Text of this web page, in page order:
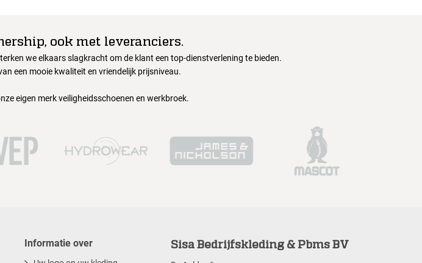
ook met leveranciers.
we elkaars slagkracht om de klant een top-dienstverlening te bieden.
een mooie kwaliteit en vriendelijk prijsniveau.
eigen merk veiligheidsschoenen en werkbroek.
Informatie over Sisa Bedrijfskleding & Pbms BV